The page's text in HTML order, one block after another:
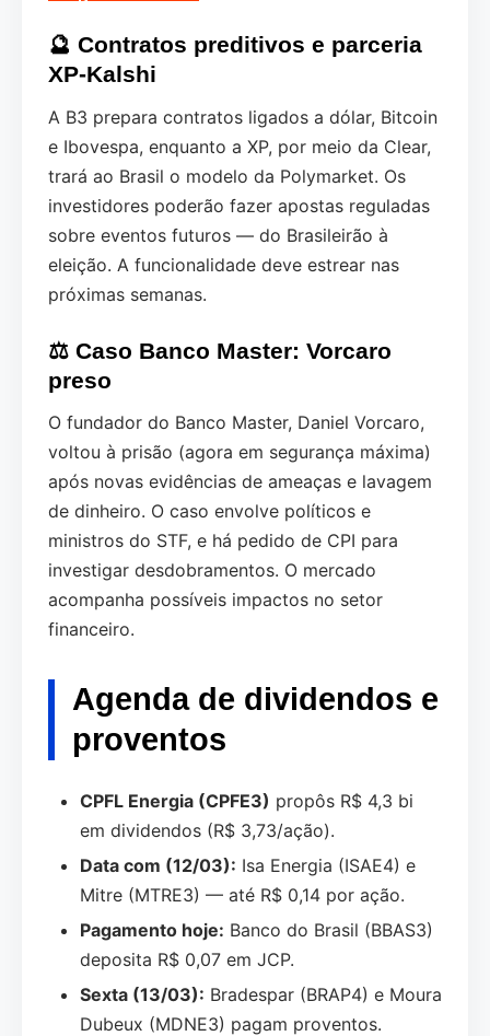
🔮 Contratos preditivos e parceria
XP-Kalshi
A B3 prepara contratos ligados a dólar, Bitcoin
e Ibovespa, enquanto a XP, por meio da Clear,
trará ao Brasil o modelo da Polymarket. Os
investidores poderão fazer apostas reguladas
sobre eventos futuros — do Brasileirão à
eleição. A funcionalidade deve estrear nas
próximas semanas.
⚖️ Caso Banco Master: Vorcaro
preso
O fundador do Banco Master, Daniel Vorcaro,
voltou à prisão (agora em segurança máxima)
após novas evidências de ameaças e lavagem
de dinheiro. O caso envolve políticos e
ministros do STF, e há pedido de CPI para
investigar desdobramentos. O mercado
acompanha possíveis impactos no setor
financeiro.
Agenda de dividendos e
proventos
CPFL Energia (CPFE3) propôs R$ 4,3 bi
em dividendos (R$ 3,73/ação).
Data com (12/03): Isa Energia (ISAE4) e
Mitre (MTRE3) — até R$ 0,14 por ação.
Pagamento hoje: Banco do Brasil (BBAS3)
deposita R$ 0,07 em JCP.
Sexta (13/03): Bradespar (BRAP4) e Moura
Dubeux (MDNE3) pagam proventos.